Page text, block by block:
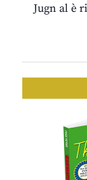
Jugn al è